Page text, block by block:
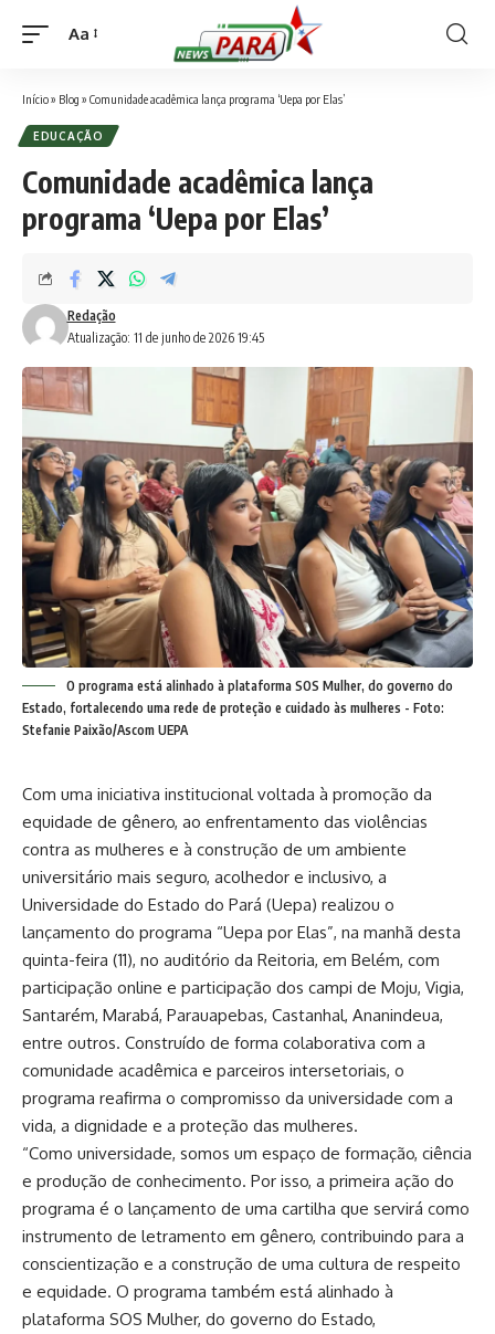
Font
Aa
Início» Blog » Comunidade acadêmica lança programa ‘Uepa por Elas’
EDUCAÇÃO
Comunidade acadêmica lança
programa ‘Uepa por Elas’
Atualização: 11 de junho de 2026 19:45
Redação
O programa está alinhado à plataforma SOS Mulher, do governo do
Estado, fortalecendo uma rede de proteção e cuidado às mulheres - Foto:
Stefanie Paixão/Ascom UEPA
Com uma iniciativa institucional voltada à promoção da
equidade de gênero, ao enfrentamento das violências
contra as mulheres e à construção de um ambiente
universitário mais seguro, acolhedor e inclusivo, a
Universidade do Estado do Pará (Uepa) realizou o
lançamento do programa “Uepa por Elas”, na manhã desta
quinta-feira (11), no auditório da Reitoria, em Belém, com
participação online e participação dos campi de Moju, Vigia,
Santarém, Marabá, Parauapebas, Castanhal, Ananindeua,
entre outros. Construído de forma colaborativa com a
comunidade acadêmica e parceiros intersetoriais, o
programa reafirma o compromisso da universidade com a
vida, a dignidade e a proteção das mulheres.
“Como universidade, somos um espaço de formação, ciência
e produção de conhecimento. Por isso, a primeira ação do
programa é o lançamento de uma cartilha que servirá como
instrumento de letramento em gênero, contribuindo para a
conscientização e a construção de uma cultura de respeito
e equidade. O programa também está alinhado à
plataforma SOS Mulher, do governo do Estado,